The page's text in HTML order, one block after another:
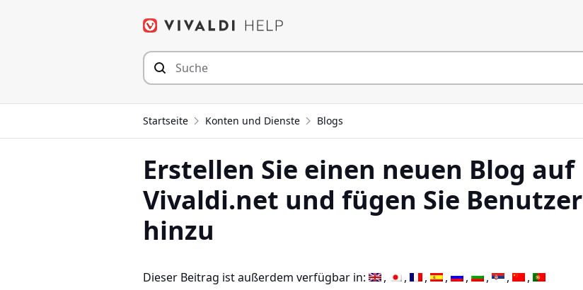
Startseite Konten und Dienste Blogs
Erstellen Sie einen neuen Blog auf
Vivaldi.net und fügen Sie Benutzer
hinzu
Dieser Beitrag ist außerdem verfügbar in: